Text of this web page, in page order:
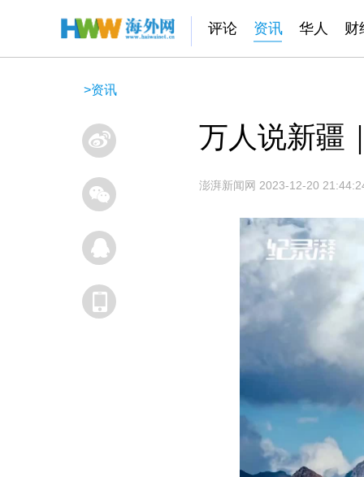
评论 资讯 华人 财
>资讯
万人说新疆
澎湃新闻网 2023-12-20